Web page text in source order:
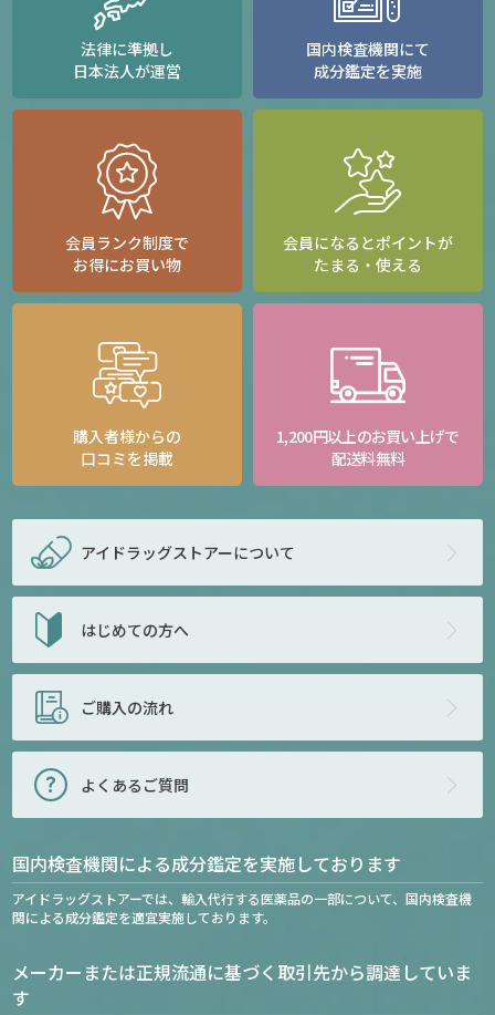
法律に準拠し
日本法人が運営
国内検査機関にて
成分鑑定を実施
会員ランク制度で
お得にお買い物
会員になるとポイントが
たまる・使える
購入者様からの
口コミを掲載
1,200円以上のお買い上げで
配送料無料
アイドラッグストアーについて
はじめての方へ
ご購入の流れ
よくあるご質問
国内検査機関による成分鑑定を実施しております
アイドラッグストアーでは、輸入代行する医薬品の一部について、国内検査機
関による成分鑑定を適宜実施しております。
メーカーまたは正規流通に基づく取引先から調達していま
す